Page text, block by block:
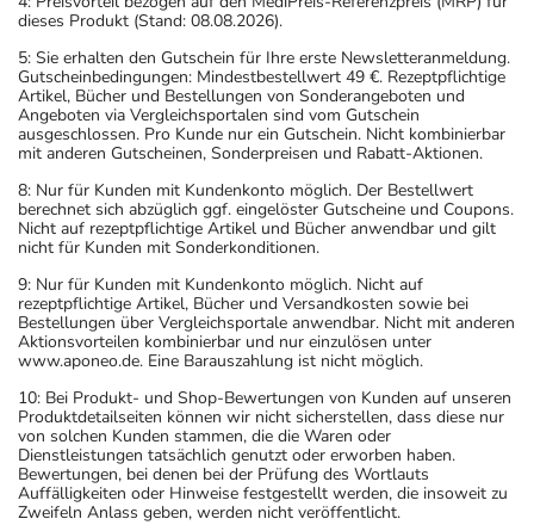
dieses Produkt (Stand: 08.08.2026).
5: Sie erhalten den Gutschein für Ihre erste Newsletteranmeldung.
Gutscheinbedingungen: Mindestbestellwert 49 €. Rezeptpflichtige
Artikel, Bücher und Bestellungen von Sonderangeboten und
Angeboten via Vergleichsportalen sind vom Gutschein
ausgeschlossen. Pro Kunde nur ein Gutschein. Nicht kombinierbar
mit anderen Gutscheinen, Sonderpreisen und Rabatt-Aktionen.
8: Nur für Kunden mit Kundenkonto möglich. Der Bestellwert
berechnet sich abzüglich ggf. eingelöster Gutscheine und Coupons.
Nicht auf rezeptpflichtige Artikel und Bücher anwendbar und gilt
nicht für Kunden mit Sonderkonditionen.
9: Nur für Kunden mit Kundenkonto möglich. Nicht auf
rezeptpflichtige Artikel, Bücher und Versandkosten sowie bei
Bestellungen über Vergleichsportale anwendbar. Nicht mit anderen
Aktionsvorteilen kombinierbar und nur einzulösen unter
www.aponeo.de. Eine Barauszahlung ist nicht möglich.
10: Bei Produkt- und Shop-Bewertungen von Kunden auf unseren
Produktdetailseiten können wir nicht sicherstellen, dass diese nur
von solchen Kunden stammen, die die Waren oder
Dienstleistungen tatsächlich genutzt oder erworben haben.
Bewertungen, bei denen bei der Prüfung des Wortlauts
Auffälligkeiten oder Hinweise festgestellt werden, die insoweit zu
Zweifeln Anlass geben, werden nicht veröffentlicht.